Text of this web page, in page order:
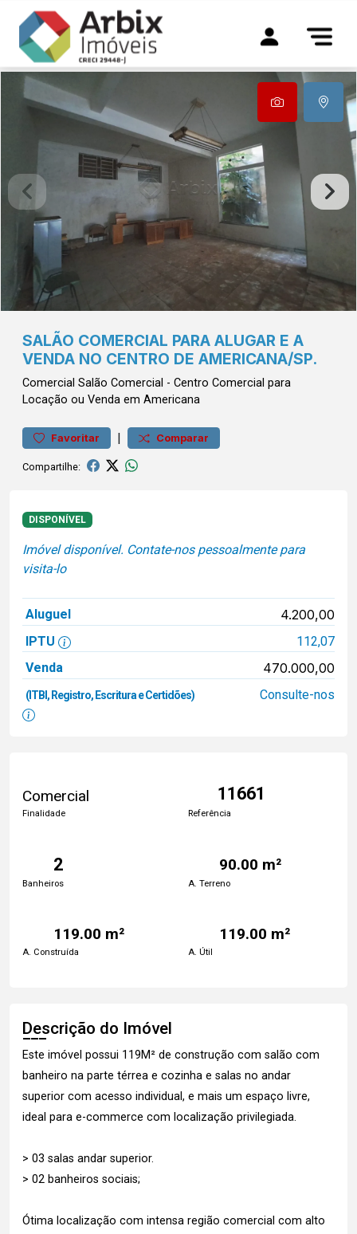
SALÃO COMERCIAL PARA ALUGAR E A
VENDA NO CENTRO DE AMERICANA/SP.
Comercial Salão Comercial - Centro Comercial para
Locação ou Venda em Americana
Favoritar | Comparar
Compartilhe:
DISPONÍVEL
Imóvel disponível. Contate-nos pessoalmente para
visita-lo
Aluguel 4.200,00
IPTU
112,07
Venda
470.000,00
(ITBI, Registro, Escritura e Certidões) Consulte-nos
Comercial
Finalidade
11661
Referência
2
Banheiros
90.00 m²
A. Terreno
119.00 m²
A. Construída
119.00 m²
A. Útil
Descrição do Imóvel
Este imóvel possui 119M² de construção com salão com
banheiro na parte térrea e cozinha e salas no andar
superior com acesso individual, e mais um espaço livre,
ideal para e-commerce com localização privilegiada.
> 03 salas andar superior.
> 02 banheiros sociais;
Ótima localização com intensa região comercial com alto